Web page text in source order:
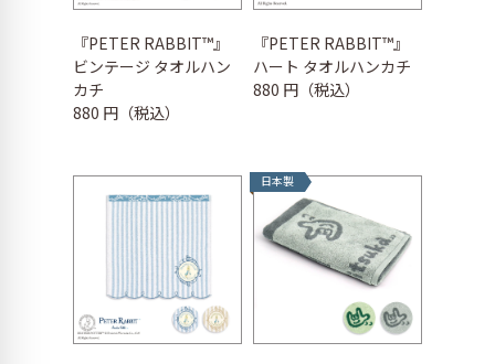
『PETER RABBIT™︎』
ビンテージ タオルハン
カチ
880 円（税込）
『PETER RABBIT™︎』
ハート タオルハンカチ
880 円（税込）
日本製